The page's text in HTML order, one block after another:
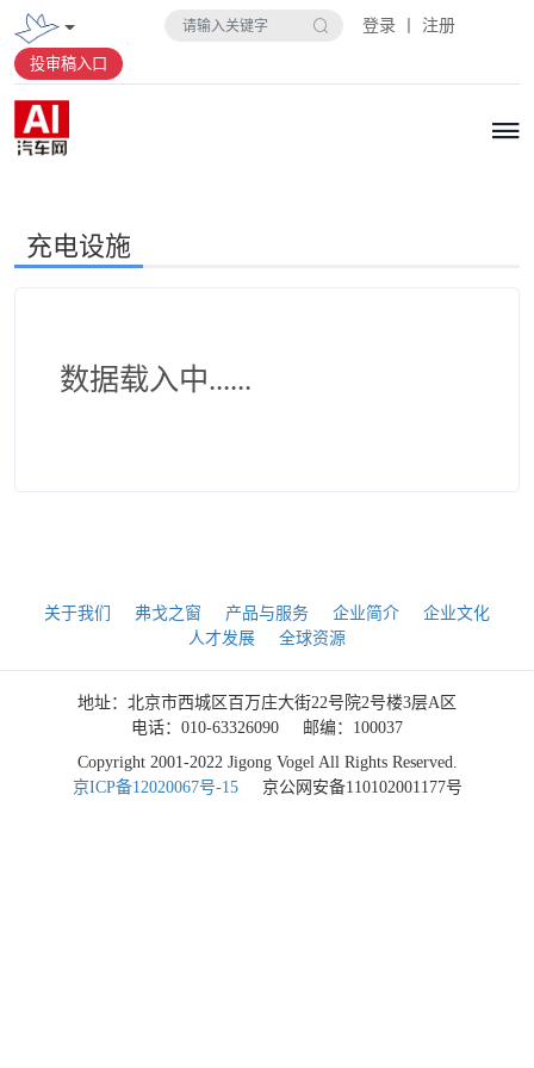
登录 丨 注册
投审稿入口
充电设施
数据载入中......
关于我们 弗戈之窗 产品与服务 企业简介
企业文化
人才发展
全球资源
地址：北京市西城区百万庄大街22号院2号楼3层A区
电话：010-63326090
邮编：100037
Copyright 2001-2022 Jigong Vogel All Rights Reserved.
京ICP备12020067号-15
京公网安备110102001177号